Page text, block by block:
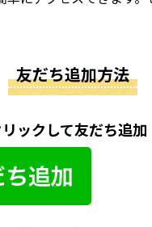
友だち追加方法
ックして友だち追加